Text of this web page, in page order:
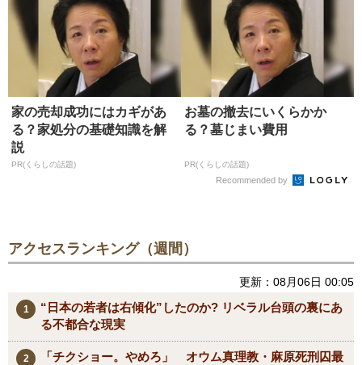
家の売却成功にはカギがあ
る？家処分の基礎知識を解
説
PR(くらしの話題)
お墓の撤去にいくらかか
る？墓じまい費用
PR(くらしの話題)
Recommended by
アクセスランキング（週間）
更新：08月06日 00:05
“日本の若者は右傾化”したのか? リベラル台頭の裏にあ
る不都合な現実
「チクショー。やめろ」 オウム真理教・麻原死刑囚最